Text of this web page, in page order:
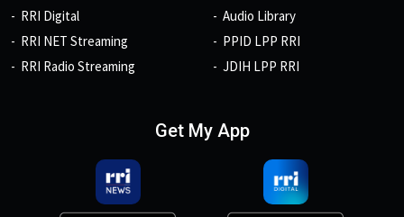
RRI Digital
RRI NET Streaming
RRI Radio Streaming
Audio Library
PPID LPP RRI
JDIH LPP RRI
Get My App